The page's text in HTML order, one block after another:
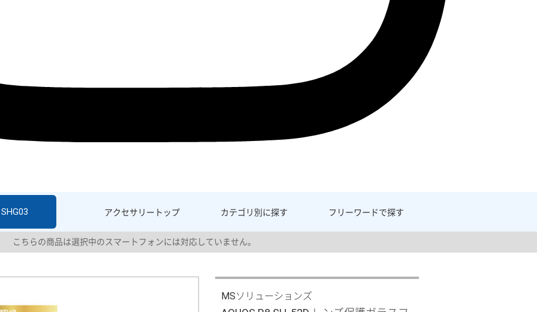
アクセサリー トップ カテゴリ別に探す フリーワードで探す
こちらの商品は選択中のスマートフォンには対応していません。
MSソリューションズ